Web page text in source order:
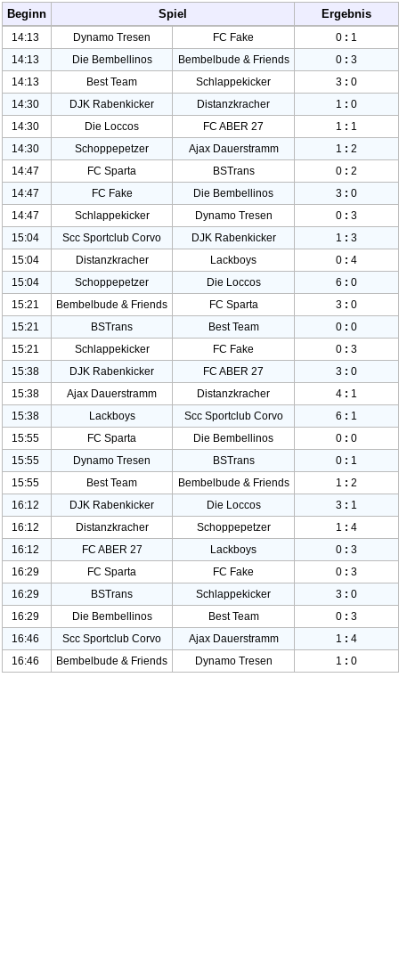
Beginn Spiel Ergebnis
14:13 Dynamo Tresen FC Fake 0 : 1
14:13
Die Bembellinos Bembelbude & Friends 0 : 3
14:13
Best Team Schlappekicker 3 : 0
14:30
DJK Rabenkicker Distanzkracher 1 : 0
14:30
Die Loccos FC ABER 27 1 : 1
14:30
Schoppepetzer Ajax Dauerstramm 1 : 2
14:47
FC Sparta BSTrans 0 : 2
14:47
FC Fake Die Bembellinos 3 : 0
14:47
Schlappekicker Dynamo Tresen 0 : 3
15:04
Scc Sportclub Corvo DJK Rabenkicker 1 : 3
15:04
Distanzkracher Lackboys 0 : 4
15:04
Schoppepetzer Die Loccos 6 : 0
15:21
Bembelbude & Friends FC Sparta 3 : 0
15:21
BSTrans Best Team 0 : 0
15:21
Schlappekicker FC Fake 0 : 3
15:38
DJK Rabenkicker FC ABER 27 3 : 0
15:38
Ajax Dauerstramm Distanzkracher 4 : 1
15:38
Lackboys Scc Sportclub Corvo 6 : 1
15:55
FC Sparta Die Bembellinos 0 : 0
15:55
Dynamo Tresen BSTrans 0 : 1
15:55
Best Team Bembelbude & Friends 1 : 2
16:12
DJK Rabenkicker Die Loccos 3 : 1
16:12
Distanzkracher Schoppepetzer 1 : 4
16:12
FC ABER 27 Lackboys 0 : 3
16:29
FC Sparta FC Fake 0 : 3
16:29
BSTrans Schlappekicker 3 : 0
16:29
Die Bembellinos Best Team 0 : 3
16:46
Scc Sportclub Corvo Ajax Dauerstramm 1 : 4
16:46
Bembelbude & Friends Dynamo Tresen 1 : 0